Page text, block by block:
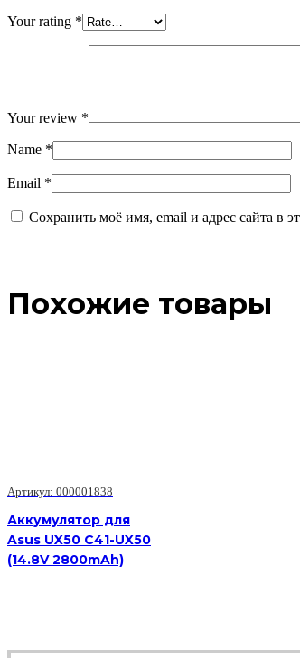
Your rating *
Your review *
Name *
Email *
Сохранить моё имя, email и адрес сайта в
Похожие товары
Артикул: 000001838
Аккумулятор для
Asus UX50 C41-UX50
(14.8V 2800mAh)